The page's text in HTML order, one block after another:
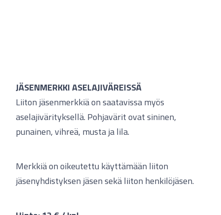
JÄSENMERKKI ASELAJIVÄREISSÄ
Liiton jäsenmerkkiä on saatavissa myös
aselajivärityksellä. Pohjavärit ovat sininen,
punainen, vihreä, musta ja lila.
Merkkiä on oikeutettu käyttämään liiton
jäsenyhdistyksen jäsen sekä liiton henkilöjäsen.